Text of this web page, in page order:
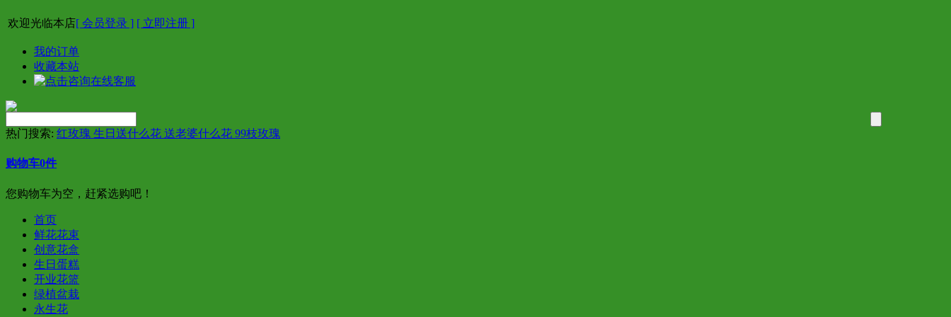
欢迎光临本店[ 会员登录 ] [ 立即注册 ]
我的订单
收藏本站
热门搜索: 红玫瑰 生日送什么花 送老婆什么花 99枝玫瑰
购物车0件
您购物车为空，赶紧选购吧！
首页
鲜花花束
创意花盒
生日蛋糕
开业花篮
绿植盆栽
永生花